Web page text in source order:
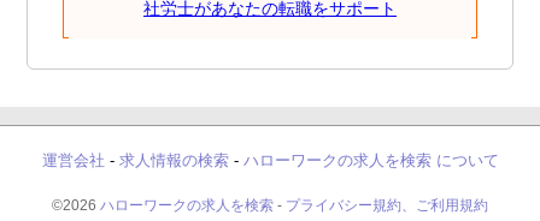
社労士があなたの転職をサポート
運営会社 - 求人情報の検索- ハローワークの求人を検索 について
©2026 ハローワークの求人を検索 - プライバシー規約、ご利用規約